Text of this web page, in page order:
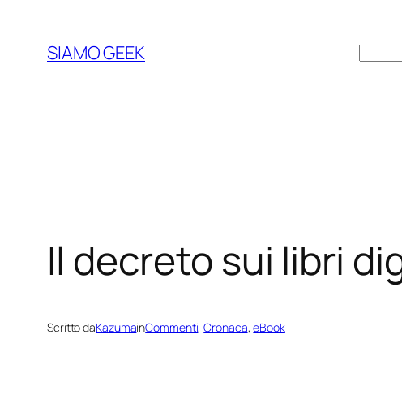
contenuto
SIAMO GEEK
Il decreto sui libri
Scritto daKazumainCommenti, Cronaca, eBook